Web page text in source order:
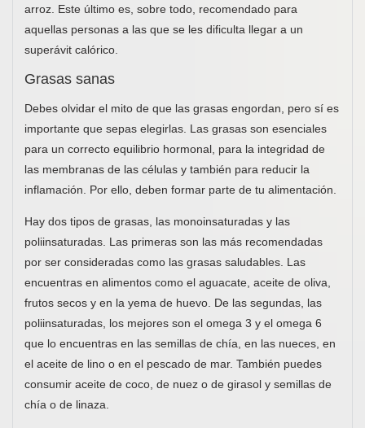
arroz. Este último es, sobre todo, recomendado para
aquellas personas a las que se les dificulta llegar a un
superávit calórico.
Grasas sanas
Debes olvidar el mito de que las grasas engordan, pero sí es
importante que sepas elegirlas. Las grasas son esenciales
para un correcto equilibrio hormonal, para la integridad de
las membranas de las células y también para reducir la
inflamación. Por ello, deben formar parte de tu alimentación.
Hay dos tipos de grasas, las monoinsaturadas y las
poliinsaturadas. Las primeras son las más recomendadas
por ser consideradas como las grasas saludables. Las
encuentras en alimentos como el aguacate, aceite de oliva,
frutos secos y en la yema de huevo. De las segundas, las
poliinsaturadas, los mejores son el omega 3 y el omega 6
que lo encuentras en las semillas de chía, en las nueces, en
el aceite de lino o en el pescado de mar. También puedes
consumir aceite de coco, de nuez o de girasol y semillas de
chía o de linaza.